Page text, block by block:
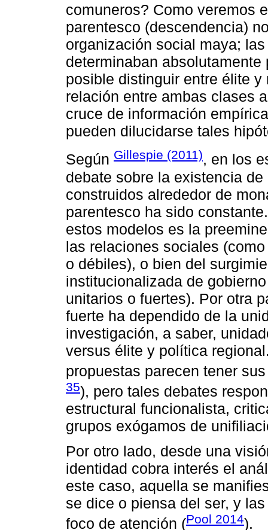
comuneros? Como veremos
parentesco (descendencia)
organización social maya;
determinaban
posible distinguir entre élite
relación entre ambas clases
cruce de información
pueden dilucidarse tales
Según Gillespie (2011), en los
debate sobre la existencia
construidos alrededor de
parentesco ha sido
estos modelos es la
las relaciones sociales
o débiles), o bien del
institucionalizada de
unitarios o fuertes). Por otra
fuerte ha dependido de la
investigación, a saber,
versus élite y política
propuestas parecen tener
35), pero tales debates
estructural funcionalista,
grupos exógamos de
Por otro lado, desde una
identidad cobra interés el
este caso, aquella se
se dice o piensa del ser, y
foco de atención (Pool 2014).